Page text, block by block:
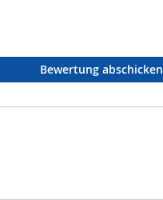
Bewertung abschicken